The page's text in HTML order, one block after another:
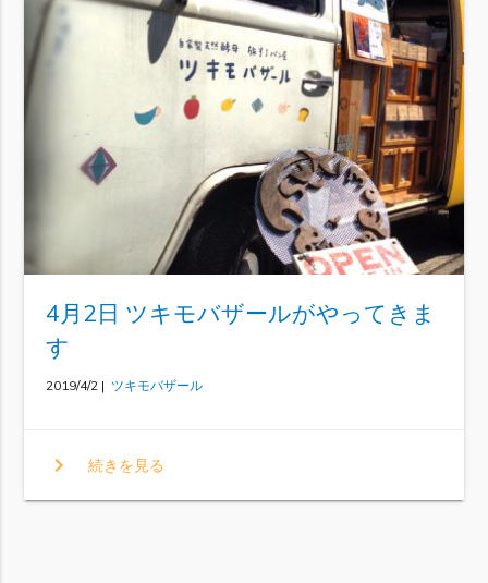
4月2日 ツキモバザールがやってきま
す
2019/4/2 | ツキモバザール
chevron_right 続きを見る